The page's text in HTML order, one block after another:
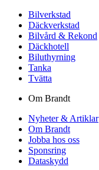
Bilverkstad
Däckverkstad
Bilvård & Rekond
Däckhotell
Biluthyrning
Tanka
Tvätta
Om Brandt
Nyheter & Artiklar
Om Brandt
Jobba hos oss
Sponsring
Dataskydd